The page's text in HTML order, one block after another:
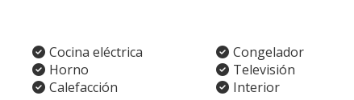
Cocina eléctrica
Congelador
Horno
Televisión
Calefacción Interior